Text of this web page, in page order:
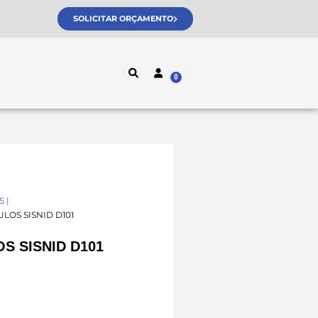
SOLICITAR ORÇAMENTO
|
SISNID D101
SISNID D101